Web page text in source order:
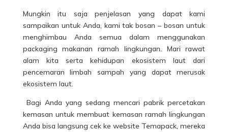
Mungkin itu saja penjelasan yang dapat kami
sampaikan untuk Anda, kami tak bosan – bosan untuk
menghimbau Anda semua dalam menggunakan
packaging makanan ramah lingkungan. Mari rawat
alam kita serta kehidupan ekosistem laut dari
pencemaran limbah sampah yang dapat merusak
ekosistem laut.
Bagi Anda yang sedang mencari pabrikpercetakan
kemasan untuk membuat kemasan ramah lingkungan
Anda bisa langsung cek ke website Temapack, mereka